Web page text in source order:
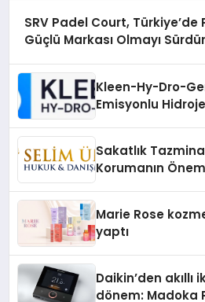
SRV Padel Court, Türkiye’de
Güçlü Markası Olmayı
Kleen-Hy-Dro-
Emisyonlu
Sakatlık
Korumanın
Marie Rose
yaptı
Daikin’den
dönem: Madoka